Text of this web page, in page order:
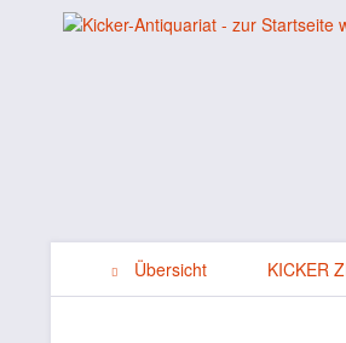
Übersicht KICKER